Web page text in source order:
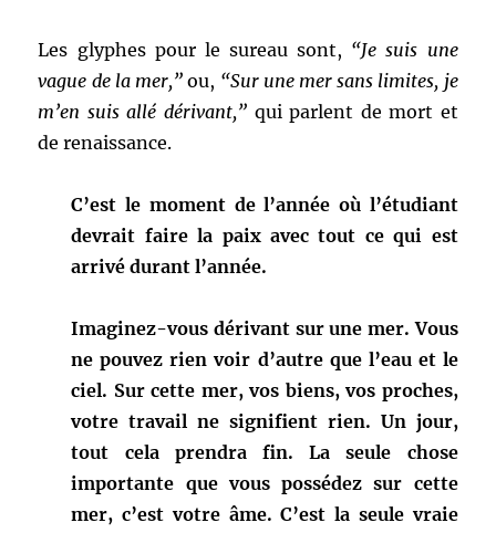
Les glyphes pour le sureau sont, “Je suis une
vague de la mer,” ou, “Sur une mer sans limites, je
m’en suis allé dérivant,” qui parlent de mort et
de renaissance.
C’est le moment de l’année où l’étudiant
devrait faire la paix avec tout ce qui est
arrivé durant l’année.
Imaginez-vous dérivant sur une mer. Vous
ne pouvez rien voir d’autre que l’eau et le
ciel. Sur cette mer, vos biens, vos proches,
votre travail ne signifient rien. Un jour,
tout cela prendra fin. La seule chose
importante que vous possédez sur cette
mer, c’est votre âme. C’est la seule vraie